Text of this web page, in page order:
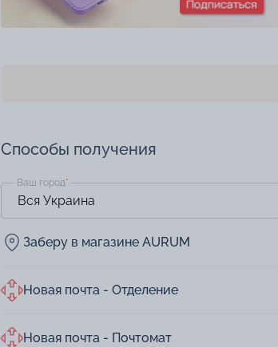
Способы получения
Ваш город*
Заберу в магазине AURUM
Новая почта - Отделение
Новая почта - Почтомат